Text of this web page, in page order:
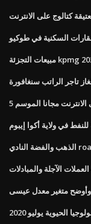
كتالوج على الانترنت
السكنية في طوكيو
تاجر الراتب سنغافورة
مجانا الموسم 5
في ولاية أكوا إيبوم
الآجلة والمبادلات
وأوضح متغير معدل عيسى
الحيوية يوليو 2020